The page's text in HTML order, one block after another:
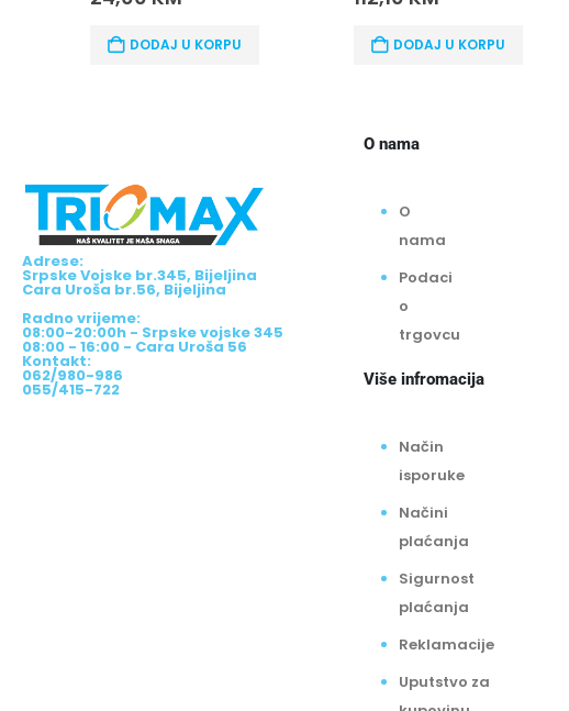
DODAJ U KORPU DODAJ U KORPU
Adrese:
Srpske Vojske br.345, Bijeljina
Cara Uroša br.56, Bijeljina
Radno vrijeme:
08:00-20:00h - Srpske vojske 345
08:00 - 16:00 - Cara Uroša 56
Kontakt:
062/980-986
055/415-722
O nama
O
nama
Podaci
o
trgovcu
Više infromacija
Način
isporuke
Načini
plaćanja
Sigurnost
plaćanja
Reklamacije
Uputstvo za